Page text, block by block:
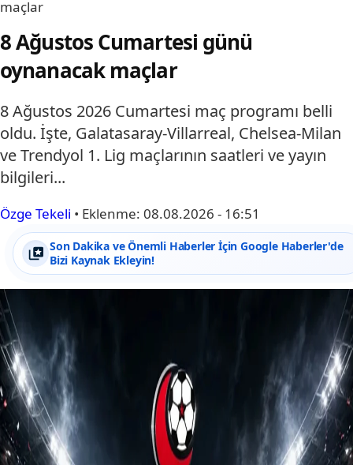
maçlar
8 Ağustos Cumartesi günü
oynanacak maçlar
8 Ağustos 2026 Cumartesi maç programı belli
oldu. İşte, Galatasaray-Villarreal, Chelsea-Milan
ve Trendyol 1. Lig maçlarının saatleri ve yayın
bilgileri...
Özge Tekeli • Eklenme: 08.08.2026 - 16:51
Son Dakika ve Önemli Haberler İçin Google Haberler'de
Bizi Kaynak Ekleyin!